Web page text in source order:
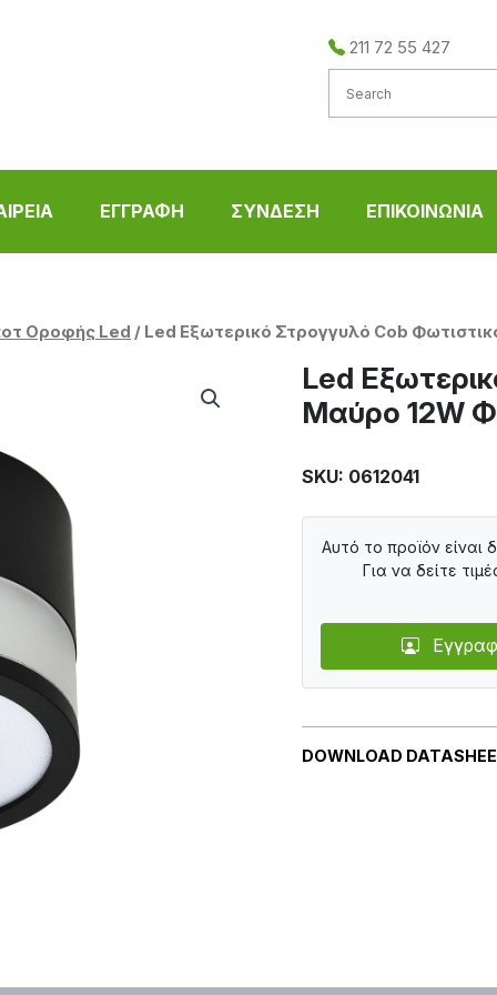
211 72 55 427
ΕΓΓΡΑΦΗ ΣΥΝΔΕΣΗ ΕΠΙΚΟΙΝΩΝΙΑ
Οροφής Led / Led Εξωτερικό Στρογγυλό Cob
Led
Μαύρο 12W
SKU: 0612041
DOWNLOAD
Αυτό το προϊόν είναι
Για να δείτε